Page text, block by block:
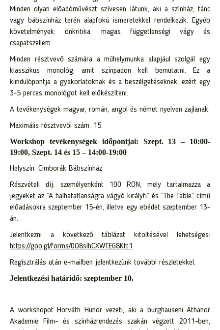
Minden olyan előadóművészt szívesen látunk, aki a színház, tánc
vagy bábszínház terén alapfokú ismeretekkel rendelkezik. Egyéb
követelmények: önkritika, magas függetlenségi vágy és
csapatszellem.
Minden résztvevő számára a műhelymunka alapjául szolgál egy
klasszikus monológ, amit színpadon kell bemutatni. Ez a
kiindulópontja a gyakorlatoknak és a beszélgetéseknek, ezért egy
3-5 perces monológot kell előkészíteni.
A tevékenységek magyar, román, angol és német nyelven zajlanak.
Maximális résztvevői szám: 15.
Workshop tevékenységek időpontjai: Szept. 13 – 10:00-
19:00, Szept. 14 és 15 – 14:00-19:00
Helyszín: Cimborák Bábszínház
Részvételi díj: személyenként 100 RON, mely tartalmazza a
jegyeket az “A halhatatlanságra vágyó királyfi” és “The Table” című
előadásokra szeptember 15-én, illetve egy ebédet szeptember 13-
án.
Jelentkezni a következő táblázat kitöltésével lehetséges:
https://goo.gl/forms/0O8sIhCXWTEG8Ktt1
Regisztrálás után e-mailben jelentkezünk további részletekkel.
Jelentkezési határidő: szeptember 10.
A workshopot Horváth Hunor vezeti, aki a burghauseni Athanor
Akademie Film- és színházrendezés szakán végzett 2011-ben,